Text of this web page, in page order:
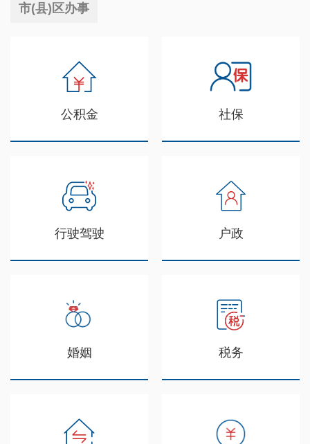
市(县)区办事
公积金 社保
行驶驾驶 户政
婚姻 税务